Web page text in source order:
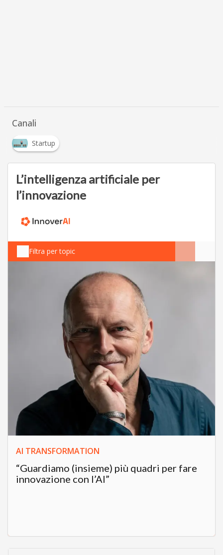
Canali
Startup
L’intelligenza artificiale per
l’innovazione
Filtra per topic
AI TRANSFORMATION
“Guardiamo (insieme) più quadri per fare
innovazione con l’AI”